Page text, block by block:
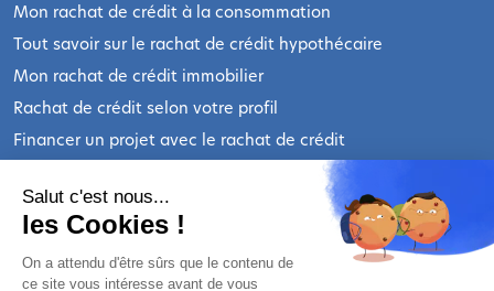
Mon rachat de crédit à la consommation
Tout savoir sur le rachat de crédit hypothécaire
Mon rachat de crédit immobilier
Rachat de crédit selon votre profil
Financer un projet avec le rachat de crédit
INFORMATIONS LÉGALES
Salut c'est nous...
les Cookies !
On a attendu d'être sûrs que le contenu de
ce site vous intéresse avant de vous